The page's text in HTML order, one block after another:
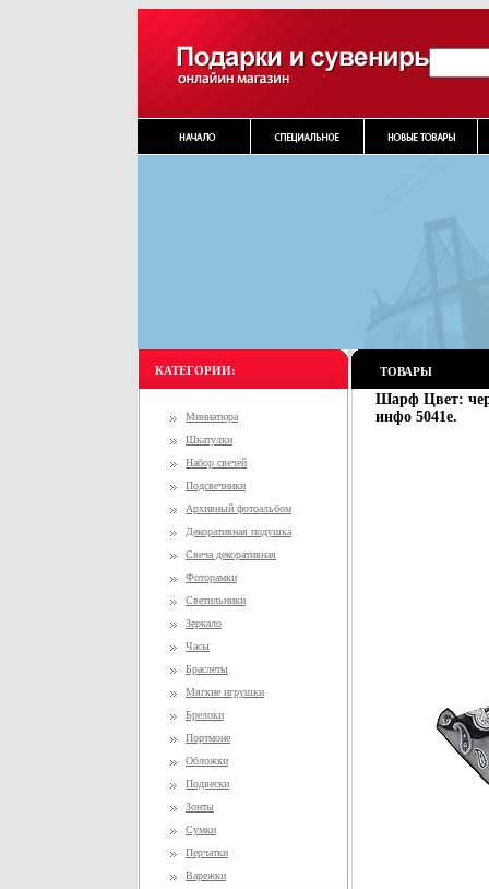
КАТЕГОРИИ:
Миниатюра
Шкатулки
Набор свечей
Подсвечники
Архивный фотоальбом
Декоративная подушка
Свеча декоративная
Фоторамки
Светильники
Зеркало
Часы
Браслеты
Мягкие игрушки
Брелоки
Портмоне
Обложки
Подвески
Зонты
Сумки
Перчатки
Варежки
ТОВАРЫ
Шарф Цвет:
инфо 5041e.